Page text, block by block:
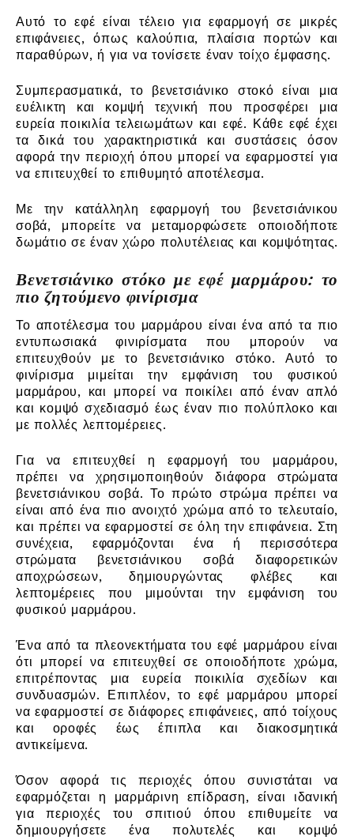
Αυτό το εφέ είναι τέλειο για εφαρμογή σε μικρές
επιφάνειες, όπως καλούπια, πλαίσια πορτών και
παραθύρων, ή για να τονίσετε έναν τοίχο έμφασης.
Συμπερασματικά, το βενετσιάνικο στοκό είναι μια
ευέλικτη και κομψή τεχνική που προσφέρει μια
ευρεία ποικιλία τελειωμάτων και εφέ. Κάθε εφέ έχει
τα δικά του χαρακτηριστικά και συστάσεις όσον
αφορά την περιοχή όπου μπορεί να εφαρμοστεί για
να επιτευχθεί το επιθυμητό αποτέλεσμα.
Με την κατάλληλη εφαρμογή του βενετσιάνικου
σοβά, μπορείτε να μεταμορφώσετε οποιοδήποτε
δωμάτιο σε έναν χώρο πολυτέλειας και κομψότητας.
Βενετσιάνικο στόκο με εφέ μαρμάρου: το
πιο ζητούμενο φινίρισμα
Το αποτέλεσμα του μαρμάρου είναι ένα από τα πιο
εντυπωσιακά φινιρίσματα που μπορούν να
επιτευχθούν με το βενετσιάνικο στόκο. Αυτό το
φινίρισμα μιμείται την εμφάνιση του φυσικού
μαρμάρου, και μπορεί να ποικίλει από έναν απλό
και κομψό σχεδιασμό έως έναν πιο πολύπλοκο και
με πολλές λεπτομέρειες.
Για να επιτευχθεί η εφαρμογή του μαρμάρου,
πρέπει να χρησιμοποιηθούν διάφορα στρώματα
βενετσιάνικου σοβά. Το πρώτο στρώμα πρέπει να
είναι από ένα πιο ανοιχτό χρώμα από το τελευταίο,
και πρέπει να εφαρμοστεί σε όλη την επιφάνεια. Στη
συνέχεια, εφαρμόζονται ένα ή περισσότερα
στρώματα βενετσιάνικου σοβά διαφορετικών
αποχρώσεων, δημιουργώντας φλέβες και
λεπτομέρειες που μιμούνται την εμφάνιση του
φυσικού μαρμάρου.
Ένα από τα πλεονεκτήματα του εφέ μαρμάρου είναι
ότι μπορεί να επιτευχθεί σε οποιοδήποτε χρώμα,
επιτρέποντας μια ευρεία ποικιλία σχεδίων και
συνδυασμών. Επιπλέον, το εφέ μαρμάρου μπορεί
να εφαρμοστεί σε διάφορες επιφάνειες, από τοίχους
και οροφές έως έπιπλα και διακοσμητικά
αντικείμενα.
Όσον αφορά τις περιοχές όπου συνιστάται να
εφαρμόζεται η μαρμάρινη επίδραση, είναι ιδανική
για περιοχές του σπιτιού όπου επιθυμείτε να
δημιουργήσετε ένα πολυτελές και κομψό